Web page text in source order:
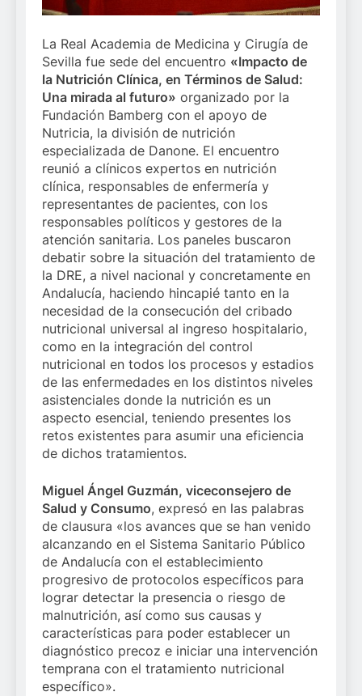
La Real Academia de Medicina y Cirugía de
Sevilla fue sede del encuentro «Impacto de
la Nutrición Clínica, en Términos de Salud:
Una mirada al futuro» organizado por la
Fundación Bamberg con el apoyo de
Nutricia, la división de nutrición
especializada de Danone. El encuentro
reunió a clínicos expertos en nutrición
clínica, responsables de enfermería y
representantes de pacientes, con los
responsables políticos y gestores de la
atención sanitaria. Los paneles buscaron
debatir sobre la situación del tratamiento de
la DRE, a nivel nacional y concretamente en
Andalucía, haciendo hincapié tanto en la
necesidad de la consecución del cribado
nutricional universal al ingreso hospitalario,
como en la integración del control
nutricional en todos los procesos y estadios
de las enfermedades en los distintos niveles
asistenciales donde la nutrición es un
aspecto esencial, teniendo presentes los
retos existentes para asumir una eficiencia
de dichos tratamientos.
Miguel Ángel Guzmán, viceconsejero de
Salud y Consumo, expresó en las palabras
de clausura «los avances que se han venido
alcanzando en el Sistema Sanitario Público
de Andalucía con el establecimiento
progresivo de protocolos específicos para
lograr detectar la presencia o riesgo de
malnutrición, así como sus causas y
características para poder establecer un
diagnóstico precoz e iniciar una intervención
temprana con el tratamiento nutricional
específico».